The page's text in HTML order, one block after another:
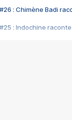
#26 : Chimène Badi
#25 : Indochine